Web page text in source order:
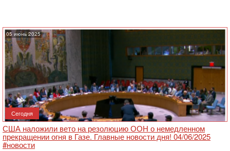
05 июнь 2025
Сегодня
США наложили вето на резолюцию ООН о немедленном
прекращении огня в Газе. Главные новости дня! 04/06/2025
#новости